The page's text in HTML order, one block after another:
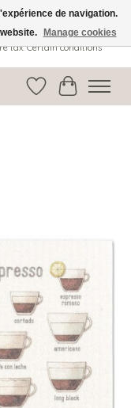
conditions
tax. Certain conditions
Liste dePanier
de navigation.
Manage cookies